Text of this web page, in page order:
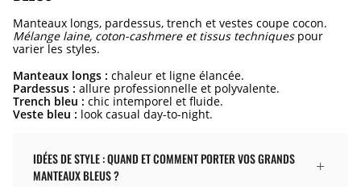
Manteaux longs, pardessus, trench et vestes coupe cocon.
Mélange laine, coton-cashmere et tissus techniquespour
varier les styles.
Manteaux longs : chaleur et ligne élancée.
Pardessus : allure professionnelle et polyvalente.
Trench bleu : chic intemporel et fluide.
Veste bleu : look casual day-to-night.
IDÉES DE STYLE : QUAND ET COMMENT PORTER VOS GRANDS
MANTEAUX BLEUS ?